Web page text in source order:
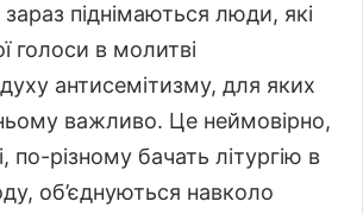
зараз піднімаються люди, які
голоси в молитві
антисемітизму, для яких
важливо. Це неймовірно,
по-різному бачать літургію в
об’єднуються навколо